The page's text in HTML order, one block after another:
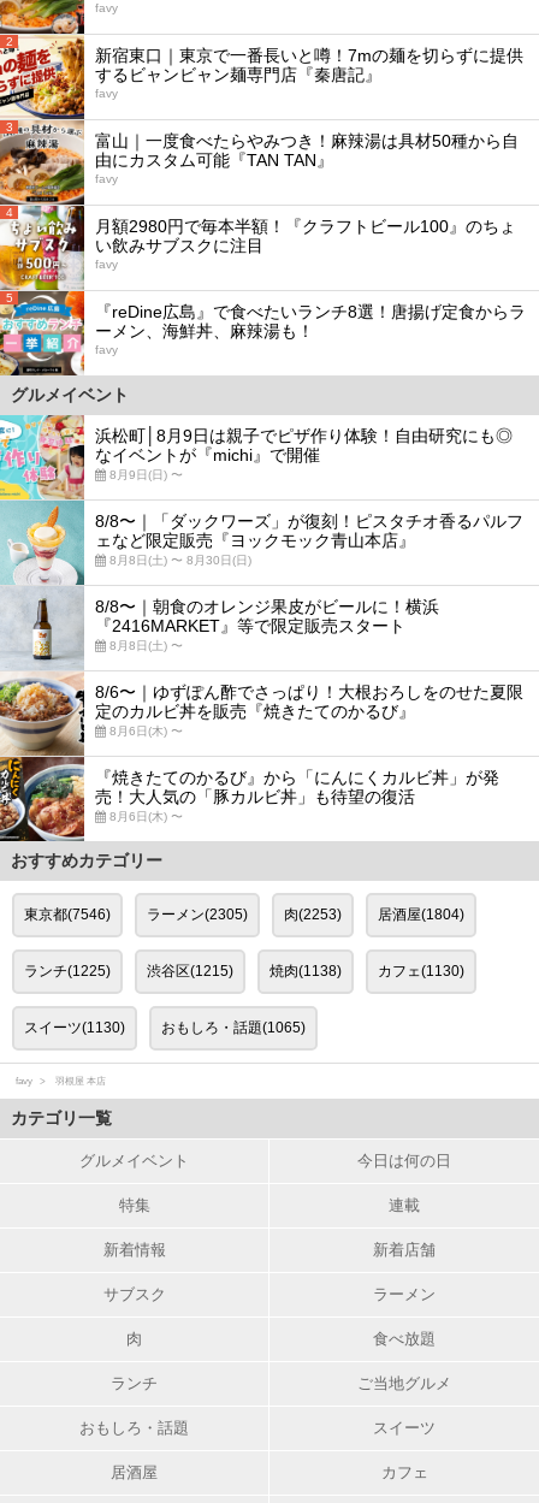
favy
2
新宿東口｜東京で一番長いと噂！7mの麺を切らずに提供
するビャンビャン麺専門店『秦唐記』
favy
3
富山｜一度食べたらやみつき！麻辣湯は具材50種から自
由にカスタム可能『TAN TAN』
favy
4
月額2980円で毎本半額！『クラフトビール100』のちょ
い飲みサブスクに注目
favy
5
『reDine広島』で食べたいランチ8選！唐揚げ定食からラ
ーメン、海鮮丼、麻辣湯も！
favy
グルメイベント
浜松町│8月9日は親子でピザ作り体験！自由研究にも◎
なイベントが『michi』で開催
8月9日(日) 〜
8/8〜｜「ダックワーズ」が復刻！ピスタチオ香るパルフ
ェなど限定販売『ヨックモック青山本店』
8月8日(土) 〜 8月30日(日)
8/8〜｜朝食のオレンジ果皮がビールに！横浜
『2416MARKET』等で限定販売スタート
8月8日(土) 〜
8/6〜｜ゆずぽん酢でさっぱり！大根おろしをのせた夏限
定のカルビ丼を販売『焼きたてのかるび』
8月6日(木) 〜
『焼きたてのかるび』から「にんにくカルビ丼」が発
売！大人気の「豚カルビ丼」も待望の復活
8月6日(木) 〜
おすすめカテゴリー
東京都(7546) ラーメン(2305) 肉(2253) 居酒屋(1804)
ランチ(1225) 渋谷区(1215) 焼肉(1138) カフェ(1130)
スイーツ(1130) おもしろ・話題(1065)
favy 羽根屋 本店
カテゴリ一覧
グルメイベント 今日は何の日
特集 連載
新着情報 新着店舗
サブスク ラーメン
肉 食べ放題
ランチ ご当地グルメ
おもしろ・話題 スイーツ
居酒屋 カフェ